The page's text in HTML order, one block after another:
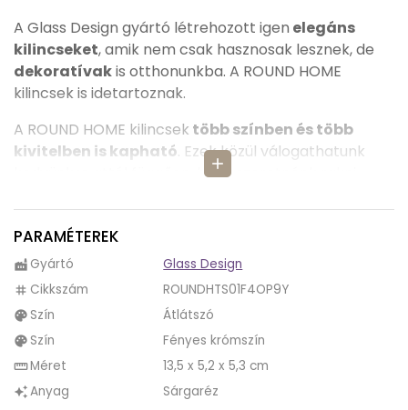
add
A Glass Design gyártó létrehozott igen elegáns
kilincseket, amik nem csak hasznosak lesznek, de
dekoratívakis otthonunkba. A ROUND HOME
kilincsek is idetartoznak.
A ROUND HOME kilincsek több színben és több
kivitelben is kapható. Ezek közül válogathatunk
kedvünkre attól függően, hova szeretnénk rakni.
meg.
A ROUND HOME egy egész kilincsgarnitúra, hiszen
minden megtalálható benne ahhoz, hogy
felszereljük.
A csomag tartalmazza: 2 db
kilincsszár, kilincstengely, négyzetrozetták fém
alaplappal, rozettákhoz átmenőcsavar,
kilincsszár rögzítéséhez hernyócsavar,
imbuszkulcs.
PARAMÉTEREK
factory Gyártó Glass Design
tag Cikkszám ROUNDHTS01F4OP9Y
palette Szín Átlátszó
palette Szín Fényes krómszín
straightenMéret 13,5 x 5,2 x 5,3 cm
auto_awesomeAnyag Sárgaréz